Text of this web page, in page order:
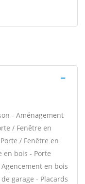
- Aménagement
/ Fenêtre en
/ Fenêtre en
en bois - Porte
en bois
garage - Placards